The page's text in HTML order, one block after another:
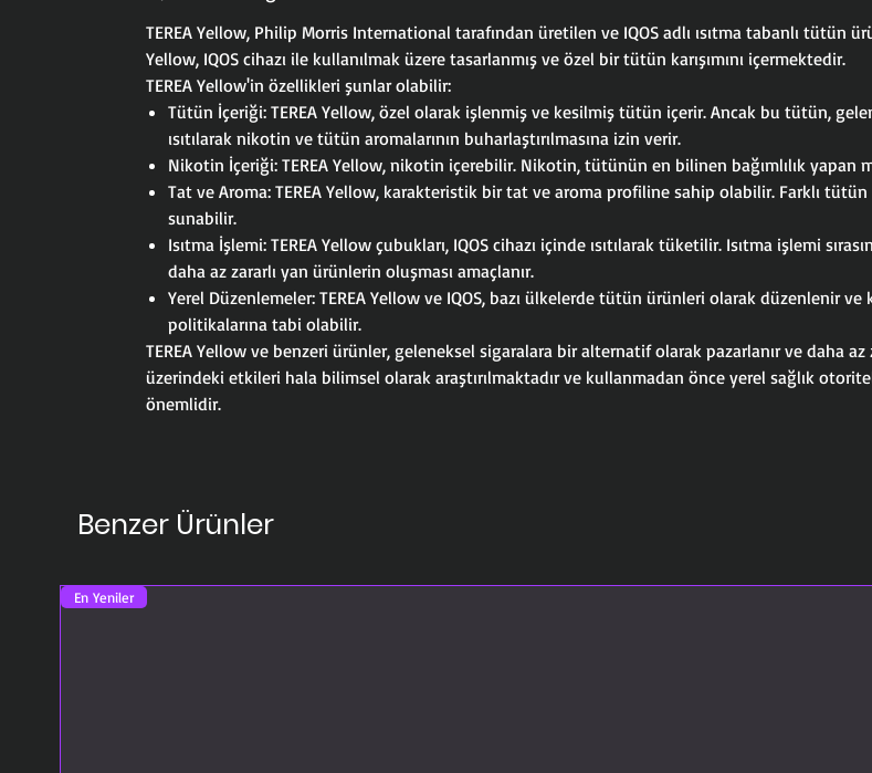
TEREA Yellow, Philip Morris International tarafından üretilen ve IQOS adlı ısıtma tabanlı tütün
Yellow, IQOS cihazı ile kullanılmak üzere tasarlanmış ve özel bir tütün karışımını içermektedir.
TEREA Yellow'in özellikleri şunlar olabilir:
Tütün İçeriği: TEREA Yellow, özel olarak işlenmiş ve kesilmiş tütün içerir. Ancak bu tütün,
ısıtılarak nikotin ve tütün aromalarının buharlaştırılmasına izin verir.
Nikotin İçeriği: TEREA Yellow, nikotin içerebilir. Nikotin, tütünün en bilinen bağımlılık yapan
Tat ve Aroma: TEREA Yellow, karakteristik bir tat ve aroma profiline sahip olabilir. Farklı tütün
sunabilir.
Isıtma İşlemi: TEREA Yellow çubukları, IQOS cihazı içinde ısıtılarak tüketilir. Isıtma işlemi
daha az zararlı yan ürünlerin oluşması amaçlanır.
Yerel Düzenlemeler: TEREA Yellow ve IQOS, bazı ülkelerde tütün ürünleri olarak düzenlenir
politikalarına tabi olabilir.
TEREA Yellow ve benzeri ürünler, geleneksel sigaralara bir alternatif olarak pazarlanır ve daha
üzerindeki etkileri hala bilimsel olarak araştırılmaktadır ve kullanmadan önce yerel sağlık
önemlidir.
Benzer Ürünler
En Yeniler